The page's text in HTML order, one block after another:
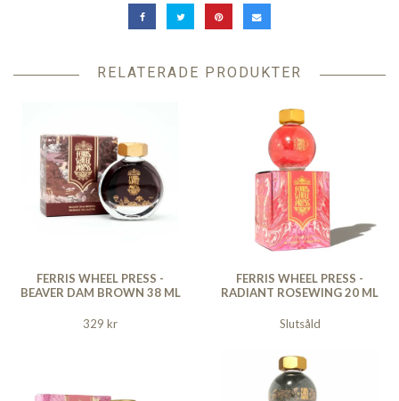
RELATERADE PRODUKTER
FERRIS WHEEL PRESS -
BEAVER DAM BROWN 38 ML
329 kr
FERRIS WHEEL PRESS -
RADIANT ROSEWING 20 ML
Slutsåld